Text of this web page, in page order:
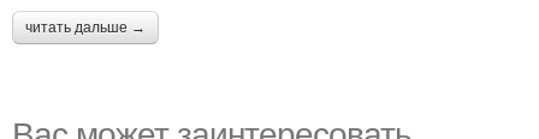
читать дальше →